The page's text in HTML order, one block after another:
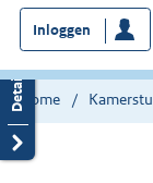
bent
nu
hier:
Inloggen
Home